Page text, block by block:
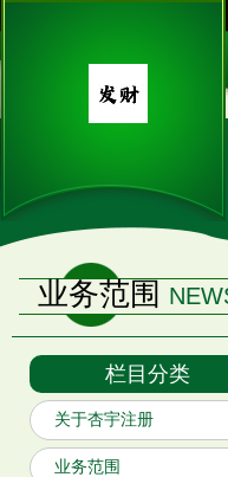
业务范围
栏目分类
关于杏宇注册
业务范围